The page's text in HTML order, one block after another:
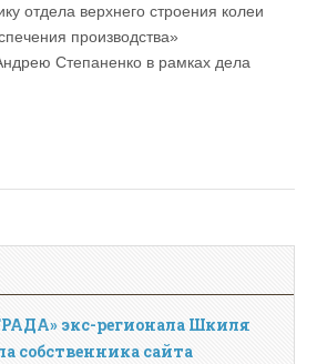
отдела верхнего строения колеи
производства»
Степаненко в рамках дела
экс-регионала Шкиля
собственника сайта